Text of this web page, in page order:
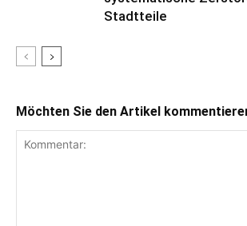
Stadtteile
Möchten Sie den Artikel